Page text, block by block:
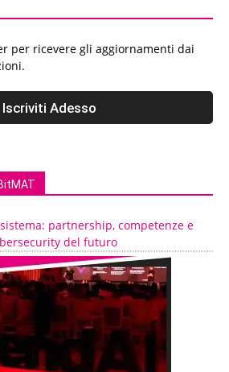
per ricevere gli aggiornamenti dai
partnership, competenze e
del futuro